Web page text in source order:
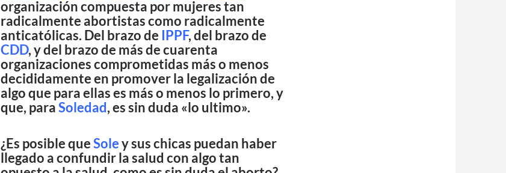
organización compuesta por mujeres tan
radicalmente abortistas como radicalmente
anticatólicas. Del brazo de IPPF, del brazo de
CDD, y del brazo de más de cuarenta
organizaciones comprometidas más o menos
decididamente en promover la legalización de
algo que para ellas es más o menos lo primero, y
que, paraSoledad, es sin duda «lo ultimo».
¿Es posible queSoley sus chicas puedan haber
llegado a confundir la salud con algo tan